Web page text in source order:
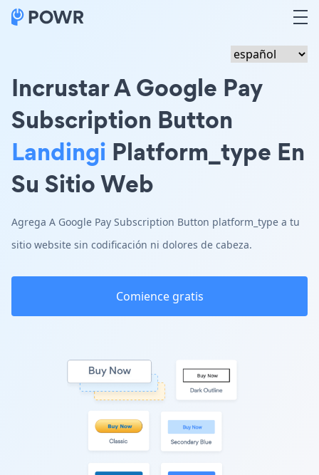
Incrustar A Google Pay
Subscription Button
Landingi Platform_type En
Su Sitio Web
Agrega A Google Pay Subscription Button platform_type a tu
sitio website sin codificación ni dolores de cabeza.
Comience gratis